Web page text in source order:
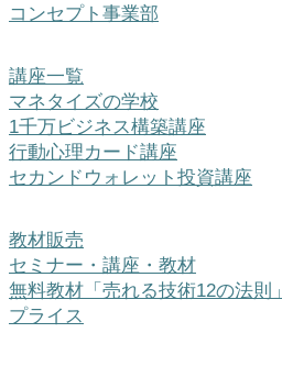
コンセプト事業部
講座一覧
マネタイズの学校
1千万ビジネス構築講座
行動心理カード講座
セカンドウォレット投資講座
教材販売
セミナー・講座・教材
無料教材「売れる技術12の法則」
プライス